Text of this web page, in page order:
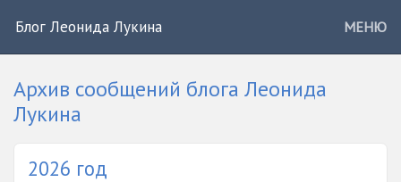
Блог Леонида Лукина МЕНЮ
Архив сообщений блога Леонида
Лукина
2026 год